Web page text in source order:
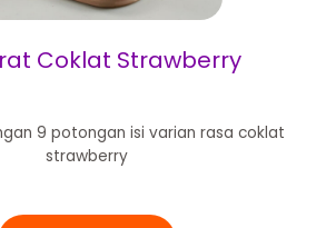
Coklat Strawberry
9 potongan isi varian rasa coklat
strawberry